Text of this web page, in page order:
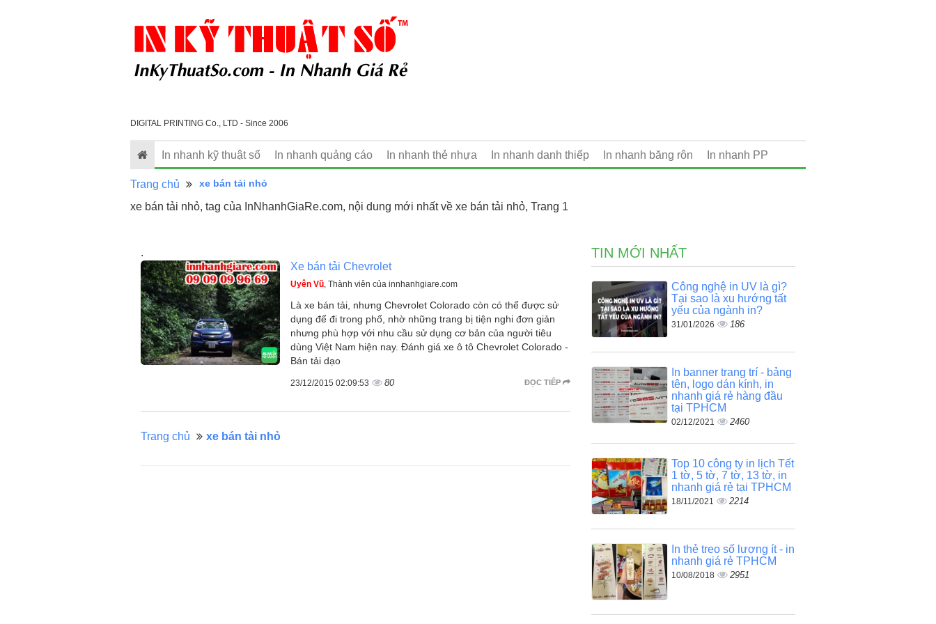
DIGITAL PRINTING Co., LTD - Since 2006
In nhanh kỹ thuật số In nhanh quảng cáo In nhanh thẻ nhựa In nhanh danh thiếp In nhanh băng rôn In nhanh PP
Trang chủ xe bán tải nhỏ
xe bán tải nhỏ, tag của InNhanhGiaRe.com, nội dung mới nhất về xe bán tải nhỏ, Trang 1
.
Xe bán tải Chevrolet
Uyên Vũ , Thành viên của innhanhgiare.com
Là xe bán tải, nhưng Chevrolet Colorado còn có thể được sử
dụng để đi trong phố, nhờ những trang bị tiện nghi đơn giản
nhưng phù hợp với nhu cầu sử dụng cơ bản của người tiêu
dùng Việt Nam hiện nay. Đánh giá xe ô tô Chevrolet Colorado -
Bán tải dạo
ĐỌC TIẾP
23/12/2015 02:09:53 80
Trang chủ xe bán tải nhỏ
TIN MỚI NHẤT
Công nghệ in UV là gì?
Tại sao là xu hướng tất
yếu của ngành in?
31/01/2026 186
In banner trang trí - bảng
tên, logo dán kính, in
nhanh giá rẻ hàng đầu
tại TPHCM
02/12/2021 2460
Top 10 công ty in lịch Tết
1 tờ, 5 tờ, 7 tờ, 13 tờ, in
nhanh giá rẻ tại TPHCM
18/11/2021 2214
In thẻ treo số lượng ít - in
nhanh giá rẻ TPHCM
10/08/2018 2951